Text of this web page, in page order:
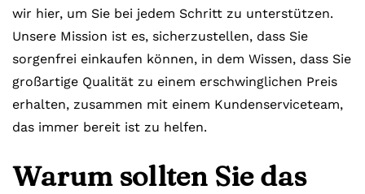
wir hier, um Sie bei jedem Schritt zu unterstützen.
Unsere Mission ist es, sicherzustellen, dass Sie
sorgenfrei einkaufen können, in dem Wissen, dass Sie
großartige Qualität zu einem erschwinglichen Preis
erhalten, zusammen mit einem Kundenserviceteam,
das immer bereit ist zu helfen.
Warum sollten Sie das